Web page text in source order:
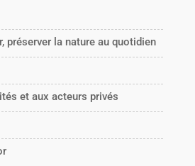
préserver la nature au quotidien
et aux acteurs privés